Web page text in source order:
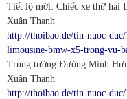
Tiết lộ mới: Chiếc xe thứ hai
Xuân Thanh
http://thoibao.de/tin-nuoc-
limousine-bmw-x5-trong-vu-
Trung tướng Đường Minh
Xuân Thanh
http://thoibao.de/tin-nuoc-